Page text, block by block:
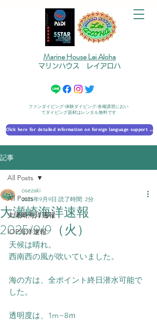
Marine House Lei Aloha
マリンハウス レイアロハ
ファンダイビング/体験ダイビング/各種講習におい
てダイビング器材はレンタル無料です
Click here for detailed information on foreign language support 外国語対応の詳細に​ついて
記事
All Posts
大瀬崎海洋速報
IOP海洋速報
All Posts
大瀬崎海洋速報
2025/9/9（火）
osezaki
2025年9月9日 読了時間: 2分
天候は晴れ。
西南西の風が吹いていました。
海の方は、全ポイント終日潜水可能で
した。
透明度は、1m~8ｍ